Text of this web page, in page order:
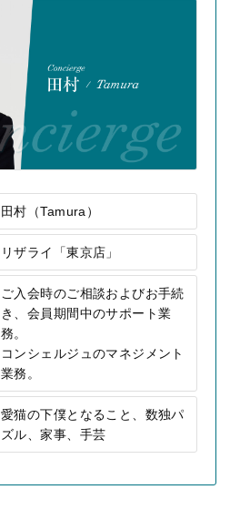
田村（Tamura）
リザライ「東京店」
ご入会時のご相談およびお手続
き、会員期間中のサポート業
務。
コンシェルジュのマネジメント
業務。
愛猫の下僕となること、数独パ
ズル、家事、手芸